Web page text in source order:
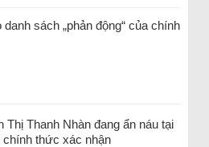
danh sách „phản động“ của chính
Thị Thanh Nhàn đang ẩn náu tại
thức xác nhận